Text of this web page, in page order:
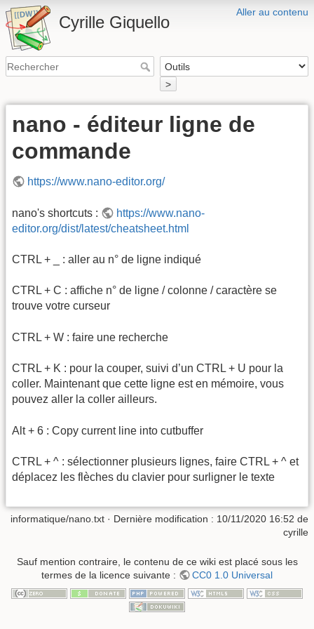
Aller au contenu
Cyrille Giquello
>
nano - éditeur ligne de
commande
https://www.nano-editor.org/
nano's shortcuts :
https://www.nano-
editor.org/dist/latest/cheatsheet.html
CTRL + _ : aller au n° de ligne indiqué
CTRL + C : affiche n° de ligne / colonne / caractère se
trouve votre curseur
CTRL + W : faire une recherche
CTRL + K : pour la couper, suivi d’un CTRL + U pour la
coller. Maintenant que cette ligne est en mémoire, vous
pouvez aller la coller ailleurs.
Alt + 6 : Copy current line into cutbuffer
CTRL + ^ : sélectionner plusieurs lignes, faire CTRL + ^ et
déplacez les flèches du clavier pour surligner le texte
informatique/nano.txt · Dernière modification : 10/11/2020 16:52 de
cyrille
Sauf mention contraire, le contenu de ce wiki est placé sous les
termes de la licence suivante :
CC0 1.0 Universal